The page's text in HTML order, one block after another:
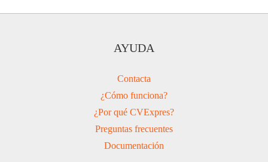
AYUDA
Contacta
¿Cómo funciona?
¿Por qué CVExpres?
Preguntas frecuentes
Documentación